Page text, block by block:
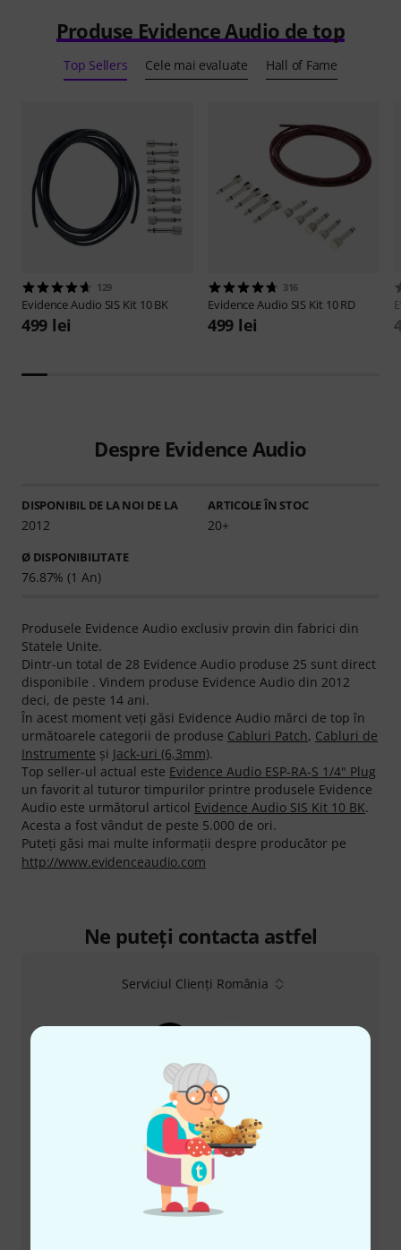
Produse Evidence Audio de top
Top Sellers Cele mai evaluate Hall of Fame
129
Evidence Audio SIS Kit 10 BK
499 lei
316
Evidence Audio SIS Kit 10 RD
499 lei
Despre Evidence Audio
DISPONIBIL DE LA NOI DE LA
2012
ARTICOLE ÎN STOC
20+
Ø DISPONIBILITATE
76.87% (1 An)
Produsele Evidence Audio exclusiv provin din fabrici din
Statele Unite.
Dintr-un total de 28 Evidence Audio produse 25 sunt direct
disponibile . Vindem produse Evidence Audio din 2012
deci, de peste 14 ani.
În acest moment veţi găsi Evidence Audio mărci de top în
următoarele categorii de produse Cabluri Patch, Cabluri de
Instrumente şi Jack-uri (6,3mm).
Top seller-ul actual este Evidence Audio ESP-RA-S 1/4" Plug
un favorit al tuturor timpurilor printre produsele Evidence
Audio este următorul articol Evidence Audio SIS Kit 10 BK.
Acesta a fost vândut de peste 5.000 de ori.
Puteți găsi mai multe informații despre producător pe
http://www.evidenceaudio.com
Ne puteți contacta astfel
Serviciul Clienți România
+49-9546-9223-530
Personalul nostru de la service e aici pentru a vă ajuta
Pregătiți număr client